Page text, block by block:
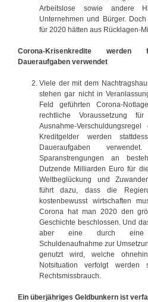
Arbeitslose sowie andere
Unternehmen und Bürger.
für 2020 hätten aus Rücklagen-
Corona-Krisenkredite
Daueraufgaben verwendet
Viele der mit dem
stehen gar nicht in
Feld geführten Corona-
rechtliche Voraussetzung
Ausnahme-
Kreditgelder werden
Daueraufgaben
Sparanstrengungen an
Dutzende Milliarden Euro für
Weltbeglückung und
führt dazu, dass die
kostenbewusst wirtschaften
Corona hat man 2020 den
Geschichte beschlossen. Und
aber eine durch eine
Schuldenaufnahme zur
genutzt wird, welche
Notsituation verfolgt
Rechtsmissbrauch.
Ein überjähriges Geldbunkern ist